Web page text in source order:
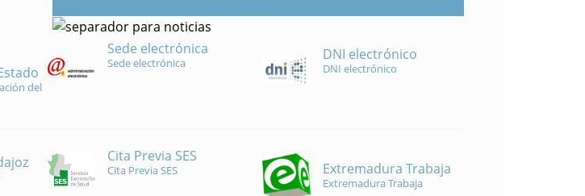
del
Sede electrónica
Sede electrónica DNI electrónico
DNI electrónico
Cita Previa SES
Cita Previa SES Extremadura Trabaja
Extremadura Trabaja